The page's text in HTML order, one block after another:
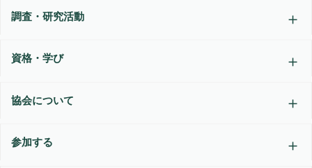
調査・研究活動
資格・学び
協会について
参加する